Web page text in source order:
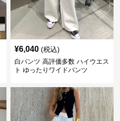
¥6,040 (税込)
白パンツ 高評価多数 ハイウエス
ト ゆったりワイドパンツ